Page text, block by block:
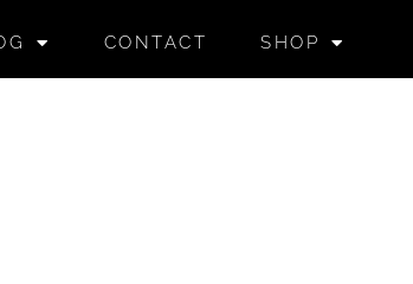
CONTACT SHOP